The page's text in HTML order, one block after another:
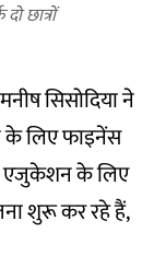
छात्रों
सिसोदिया ने
के लिए फाइनेंस
एजुकेशन के लिए
शुरू कर रहे हैं,